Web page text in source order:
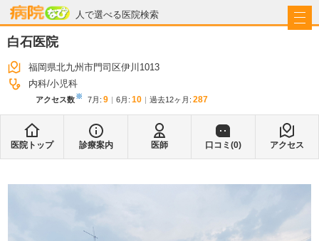
人で選べる医院検索
病院なび
白石医院
福岡県北九州市門司区伊川1013
内科 小児科
アクセス数※ 7月 : 9 6月 : 10 過去12ヶ月: 287
医院トップ 診療案内 医師 口コミ(0) アクセス